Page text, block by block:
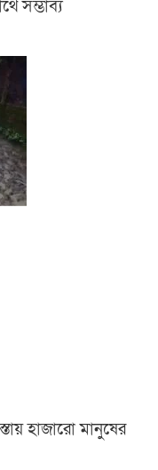
সম্ভাব্য
হাজারো মানুষের